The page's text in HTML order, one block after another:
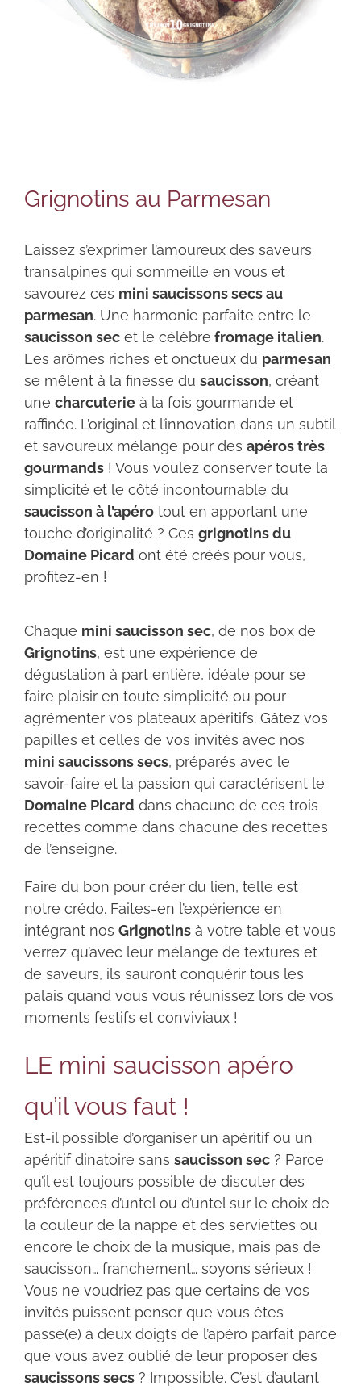
Grignotins au Parmesan
Laissez s’exprimer l’amoureux des saveurs
transalpines qui sommeille en vous et
savourez ces mini saucissons secs au
parmesan. Une harmonie parfaite entre le
saucisson secet le célèbre fromage italien.
Les arômes riches et onctueux du parmesan
se mêlent à la finesse du saucisson, créant
une charcuterieà la fois gourmande et
raffinée. L’original et l’innovation dans un subtil
et savoureux mélange pour des apéros très
gourmands! Vous voulez conserver toute la
simplicité et le côté incontournable du
saucisson à l’apérotout en apportant une
touche d’originalité ? Ces grignotins du
Domaine Picard ont été créés pour vous,
profitez-en !
Chaque mini saucisson sec, de nos box de
Grignotins, est une expérience de
dégustation à part entière, idéale pour se
faire plaisir en toute simplicité ou pour
agrémenter vos plateaux apéritifs. Gâtez vos
papilles et celles de vos invités avec nos
mini saucissons secs, préparés avec le
savoir-faire et la passion qui caractérisent le
Domaine Picard dans chacune de ces trois
recettes comme dans chacune des recettes
de l’enseigne.
Faire du bon pour créer du lien, telle est
notre crédo. Faites-en l’expérience en
intégrant nos Grignotins à votre table et vous
verrez qu’avec leur mélange de textures et
de saveurs, ils sauront conquérir tous les
palais quand vous vous réunissez lors de vos
moments festifs et conviviaux !
LE mini saucisson apéro
qu’il vous faut !
Est-il possible d’organiser un apéritif ou un
apéritif dinatoire sans saucisson sec ? Parce
qu’il est toujours possible de discuter des
préférences d’untel ou d’untel sur le choix de
la couleur de la nappe et des serviettes ou
encore le choix de la musique, mais pas de
saucisson… franchement… soyons sérieux !
Vous ne voudriez pas que certains de vos
invités puissent penser que vous êtes
passé(e) à deux doigts de l’apéro parfait parce
que vous avez oublié de leur proposer des
saucissons secs ? Impossible. C’est d’autant